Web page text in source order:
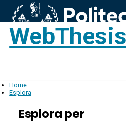
WebThesis
Home
Esplora
Esplora per